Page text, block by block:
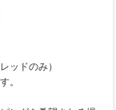
ッドのみ）
。